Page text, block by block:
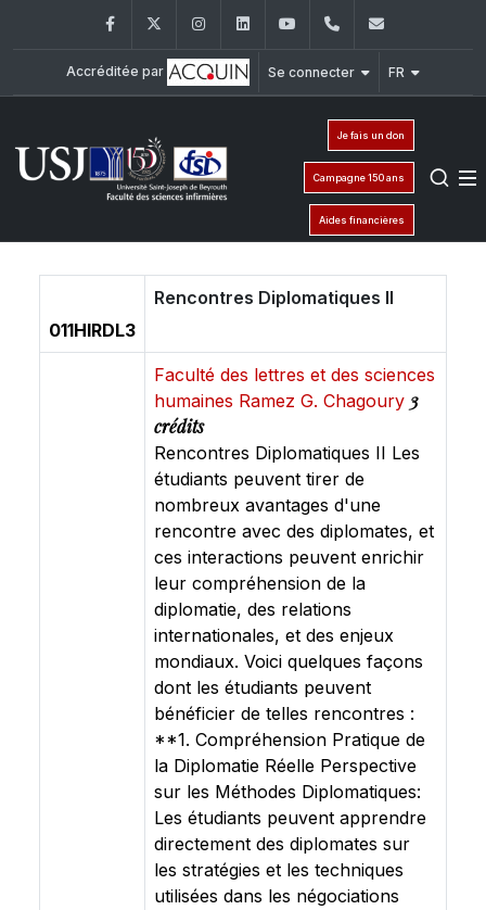
FacebookTwitter InstagramLinkedInYouTube+961 (1) 421 240
Accréditée par Se connecter FR
Je fais un don
Campagne 150 ans
Aides financières
011HIRDL3
Rencontres Diplomatiques II
Faculté des lettres et des sciences
humaines Ramez G. Chagoury 3
crédits
Rencontres Diplomatiques II Les
étudiants peuvent tirer de
nombreux avantages d'une
rencontre avec des diplomates, et
ces interactions peuvent enrichir
leur compréhension de la
diplomatie, des relations
internationales, et des enjeux
mondiaux. Voici quelques façons
dont les étudiants peuvent
bénéficier de telles rencontres :
**1. Compréhension Pratique de
la Diplomatie Réelle Perspective
sur les Méthodes Diplomatiques:
Les étudiants peuvent apprendre
directement des diplomates sur
les stratégies et les techniques
utilisées dans les négociations